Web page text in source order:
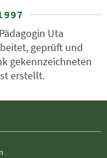
Uta
geprüft und
gekennzeichneten
erstellt.